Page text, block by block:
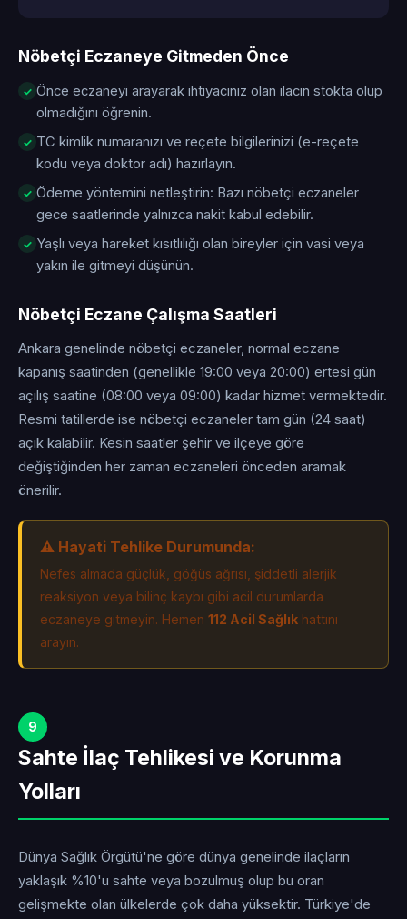
Nöbetçi Eczaneye Gitmeden Önce
Önce eczaneyi arayarak ihtiyacınız olan ilacın stokta olup
olmadığını öğrenin.
TC kimlik numaranızı ve reçete bilgilerinizi (e-reçete
kodu veya doktor adı) hazırlayın.
Ödeme yöntemini netleştirin: Bazı nöbetçi eczaneler
gece saatlerinde yalnızca nakit kabul edebilir.
Yaşlı veya hareket kısıtlılığı olan bireyler için vasi veya
yakın ile gitmeyi düşünün.
Nöbetçi Eczane Çalışma Saatleri
Ankara genelinde nöbetçi eczaneler, normal eczane
kapanış saatinden (genellikle 19:00 veya 20:00) ertesi gün
açılış saatine (08:00 veya 09:00) kadar hizmet vermektedir.
Resmi tatillerde ise nöbetçi eczaneler tam gün (24 saat)
açık kalabilir. Kesin saatler şehir ve ilçeye göre
değiştiğinden her zaman eczaneleri önceden aramak
önerilir.
⚠️ Hayati Tehlike Durumunda:
Nefes almada güçlük, göğüs ağrısı, şiddetli alerjik
reaksiyon veya bilinç kaybı gibi acil durumlarda
eczaneye gitmeyin. Hemen 112 Acil Sağlık hattını
arayın.
9
Sahte İlaç Tehlikesi ve Korunma
Yolları
Dünya Sağlık Örgütü'ne göre dünya genelinde ilaçların
yaklaşık %10'u sahte veya bozulmuş olup bu oran
gelişmekte olan ülkelerde çok daha yüksektir. Türkiye'de